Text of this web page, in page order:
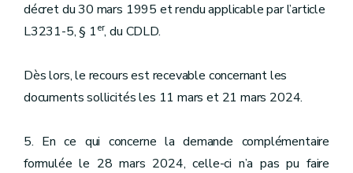
décret du 30 mars 1995 et rendu applicable par l’article
L3231-5, § 1er, du CDLD.
Dès lors, le recours est recevable concernant les
documents sollicités les 11 mars et 21 mars 2024.
5. En ce qui concerne la demande complémentaire
formulée le 28 mars 2024, celle-ci n’a pas pu faire